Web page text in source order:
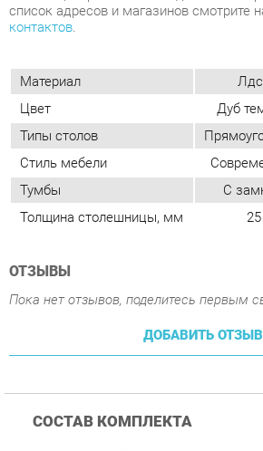
Типы столов
Стиль мебели
Толщина столешницы, мм
25
ОТЗЫВЫ
Пока нет отзывов, поделитесь первым
ДОБАВИТЬ ОТЗЫВ